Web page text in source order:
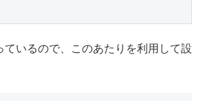
ているので、このあたりを利用して設